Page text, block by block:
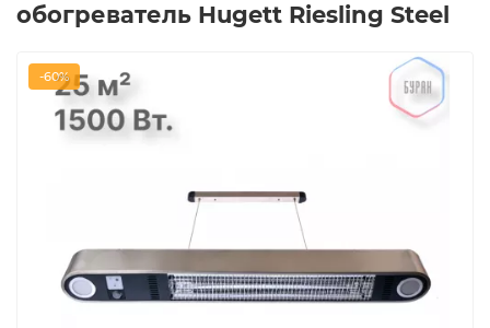
обогреватель Hugett Riesling Steel
-60%